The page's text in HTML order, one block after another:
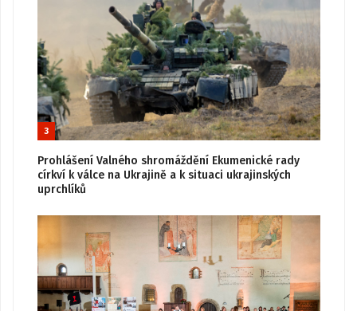
3
Prohlášení Valného shromáždění Ekumenické rady
církví k válce na Ukrajině a k situaci ukrajinských
uprchlíků